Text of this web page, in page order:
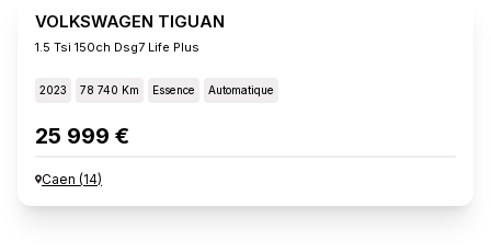
VOLKSWAGEN TIGUAN
1.5 Tsi 150ch Dsg7 Life Plus
2023 78 740 Km Essence Automatique
25 999 €
Caen (14)